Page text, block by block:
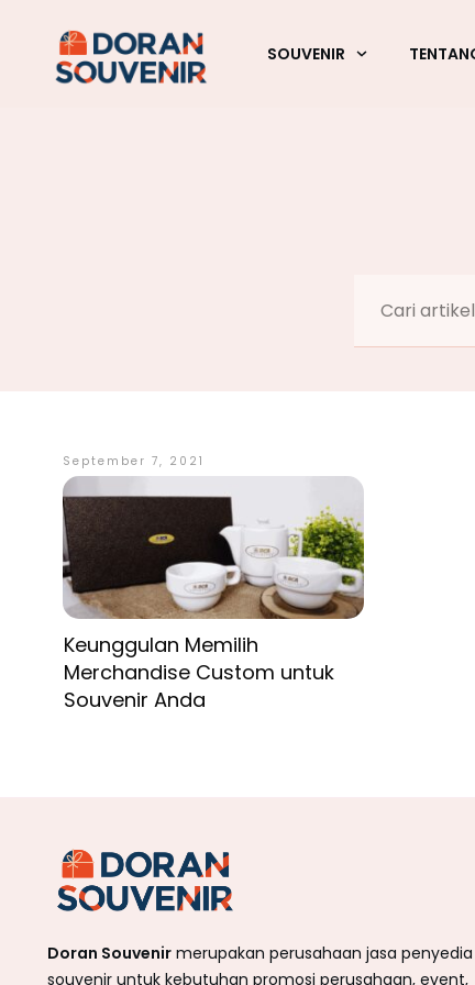
SOUVENIR
September 7, 2021
Keunggulan Memilih
Merchandise Custom untuk
Souvenir Anda
Doran Souvenir merupakan perusahaan jasa penyedia
souvenir untuk kebutuhan promosi perusahaan, event,